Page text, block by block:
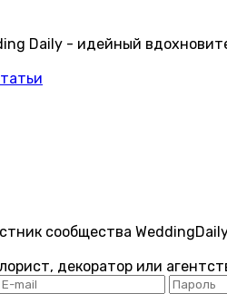
Daily - идейный
сообщества
декоратор или